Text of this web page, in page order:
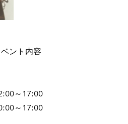
ント内容
～17:00
～17:00